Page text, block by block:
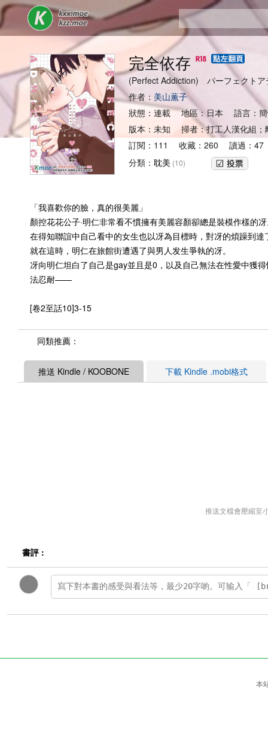
完全依存
(Perfect Addiction) パーフェクトア
作者： 美山薫子
狀態：連載 地區：日本 語言：
版本：未知 掃者：打工人漢化組
訂閱：111 收藏：260 讀過：
分類： 耽美 (10)
「我喜歡你的臉，真的很美麗」
顏控花花公子·明仁非常看不慣擁有美麗容顏卻總是裝模作樣的
在得知聯誼中自己看中的女生也以冴為目標時，對冴的煩躁到達
就在這時，明仁在旅館街遭遇了與男人发生爭執的冴。
冴向明仁坦白了自己是gay並且是0，以及自己無法在性愛中獲
法忍耐——
[卷2至話10]3-15
同類推薦：
推送 Kindle / KOOBONE 下載 Kindle .mobi格式
推送文檔會壓縮至
書評 :
本